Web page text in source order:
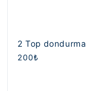
2 Top dondurma
Normal
200₺